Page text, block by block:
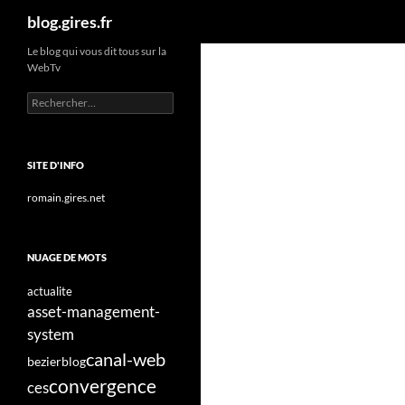
Aller
contenu
blog.gires.fr
Le blog qui vous dit tous sur la
WebTv
Rechercher :
SITE D'INFO
romain.gires.net
NUAGE DE MOTS
actualite
asset-management-
system
bezierblogcanal-web
cesconvergence